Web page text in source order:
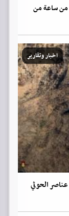
من ساعة من
اخبار وتقارير
الحوثي